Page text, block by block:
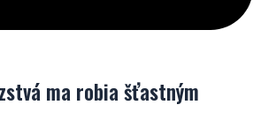
ma robia šťastným